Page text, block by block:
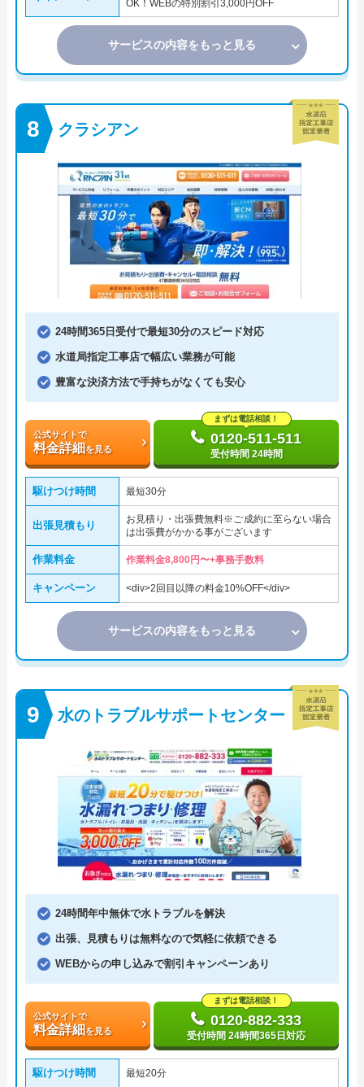
OK！WEBの特別割引3,000円OFF
サービスの内容をもっと見る
クラシアン
24時間365日受付で最短30分のスピード対応
水道局指定工事店で幅広い業務が可能
豊富な決済方法で手持ちがなくても安心
公式サイトで
料金詳細を見る
まずは電話相談！
0120-511-511
受付時間 24時間
駆けつけ時間 最短30分
出張見積もり
お見積り・出張費無料※ご成約に至らない場合
は出張費がかかる事がございます
作業料金 作業料金8,800円〜+事務手数料
キャンペーン <div>2回目以降の料金10%OFF</div>
サービスの内容をもっと見る
水のトラブルサポートセンター
24時間年中無休で水トラブルを解決
出張、見積もりは無料なので気軽に依頼できる
WEBからの申し込みで割引キャンペーンあり
公式サイトで
料金詳細を見る
まずは電話相談！
0120-882-333
受付時間 24時間365日対応
駆けつけ時間 最短20分